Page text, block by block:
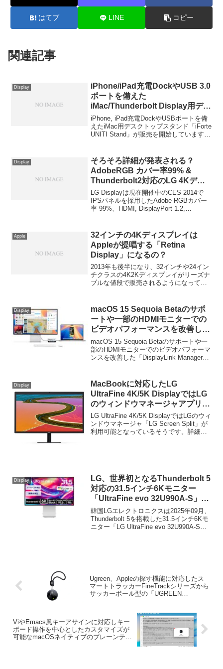
はてブ LINE コピー
関連記事
Display
iPhone/iPad充電DockやUSB 3.0
ポートを備えた
iMac/Thunderbolt Display用デス
クトップスタンド「iForte UNITI
Stand」が販売開始。
iPhone, iPad充電DockやUSBポートを備
えたiMac用デスクトップスタンド「iForte
UNITI Stand」が販売を開始しています。
Display
そろそろ詳細が発表される？
AdobeRGB カバー率99% &
Thunderbolt2対応のLG 4Kディ
スプレイ「31MU95」が気にな
る…
LG Displayは現在開催中のCES 2014で
IPSパネルを採用したAdobe RGBカバー
率 99%、HDMI, DisplayPort 1.2,
するそうです。詳細は以下から。
Apple
32インチの4Kディスプレイは
Appleが提唱する「Retina
Display」になるの？
2013年も後半になり、32インチや24イン
チクラスの4K2Kディスプレイがリーズナ
ブルな値段で販売されるようになってき
のでしょうか？詳細は以下から。
Display
macOS 15 Sequoia Betaのサポ
ートや一部のHDMIモニターでの
ビデオパフォーマンスを改善した
「DisplayLink Manager for Mac
v1.10.3」がリリース。
macOS 15 Sequoia Betaのサポートや一
部のHDMIモニターでのビデオパフォーマ
ンスを改善した「DisplayLink Manager
Display
MacBookに対応したLG
UltraFine 4K/5K DisplayではLG
のウィンドウマネージャアプリ
「LG Screen Split」が利用可
能。
LG UltraFine 4K/5K DisplayではLGのウィ
ンドウマネージャ「LG Screen Split」が
利用可能となっているそうです。詳細は
Display
LG、世界初となるThunderbolt 5
対応の31.5インチ6Kモニター
「UltraFine evo 32U990A-S」を
発売。
韓国LGエレクトロニクスは2025年09月、
Thunderbolt 5を搭載した31.5インチ6Kモ
ニター「LG UltraFine evo 32U990A-S」
Ugreen、Appleの探す機能に対応したス
マートトラッカーFineTrackシリーズから
サッカーボール型の「UGREEN
ViやEmacs風キーアサインに対応しキー
ボード操作を中心としたカスタマイズが
可能なmacOSネイティブのプレーンテキ